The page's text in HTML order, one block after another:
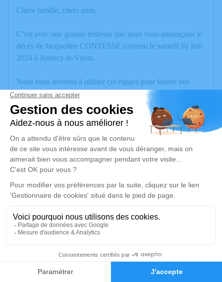
Faire-part Hommages
Chère famille, chers amis,
C’est avec une grande tristesse que nous vous annonçons le
décès de Jacqueline CONTESSE survenu le samedi 01 juin
2024 à Annecy-le-Vieux.
Nous vous invitons à utiliser cet espace pour laisser vos
condoléances, partager des photos souvenirs, une anecdote
ou exprimer vos pensées à travers des poèmes ou des textes.
Cet endroit est un lieu d'expression dédié à honorer la
Je rends hommage
Cérémonie
vendredi 07 juin 2024 à 15h00
Eglise Saint-Laurent
74940 Annecy le Vieux
Je rends hommage
Déroulé des obsèques